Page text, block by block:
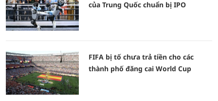
của Trung Quốc chuẩn bị IPO
FIFA bị tố chưa trả tiền cho các
thành phố đăng cai World Cup